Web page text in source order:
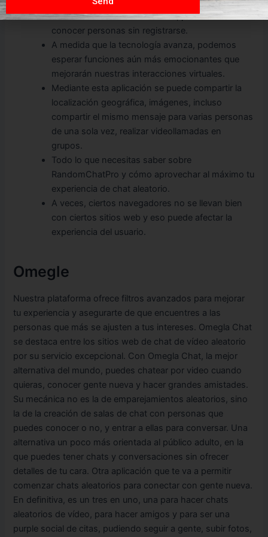
mundo del video chat aleatorio, permitiendo
conocer personas sin registrarse.
A medida que la tecnología avanza, podemos
esperar funciones aún más emocionantes que
mejorarán nuestras interacciones virtuales.
Mediante esta aplicación se puede compartir la
localización geográfica, imágenes, incluso
compartir el mismo mensaje para varias personas
de una sola vez, realizar videollamadas en
grupos.
Todo lo que necesitas saber sobre
RandomChatPro y cómo aprovechar al máximo tu
experiencia de chat aleatorio.
A veces, ciertos navegadores no se llevan bien
con ciertos sitios web y eso puede afectar la
experiencia del usuario.
Omegle
Nuestra plataforma ofrece filtros avanzados para mejorar
tu experiencia y asegurarte de que encuentres a las
personas que más se ajusten a tus intereses. Omegla Chat
se destaca entre los sitios web de chat de vídeo aleatorio
por su servicio excepcional. Con Omegla Chat, la mejor
alternativa del mundo, puedes chatear por video cuando
quieras, conocer gente nueva y hacer grandes amistades.
Su mecánica no es la de emparejamientos aleatorios, sino
la de la creación de salas de chat con personas que
puedes conocer o no, y entrar a ellas para conversar. Una
alternativa un poco más orientada al público adulto, en la
que puedes tener chats y conversaciones sin ofrecer
detalles de tu cara. Otra aplicación que te va a permitir
comenzar chats aleatorios para conectar con gente nueva.
En definitiva, es un tres en uno, una para hacer chats
aleatorios de vídeo, para hacer amigos y para ser una
purple social de citas, pudiendo seguir a gente, subir fotos,